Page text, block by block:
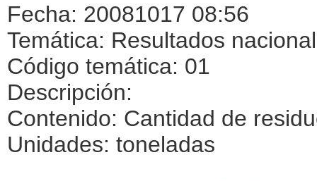
Fecha: 20081017 08:56
Temática: Resultados
Código temática: 01
Descripción:
Contenido: Cantidad de
Unidades: toneladas